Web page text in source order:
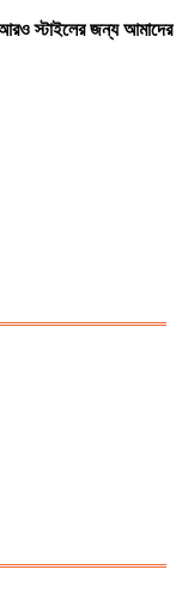
স্টাইলের জন্য আমাদের